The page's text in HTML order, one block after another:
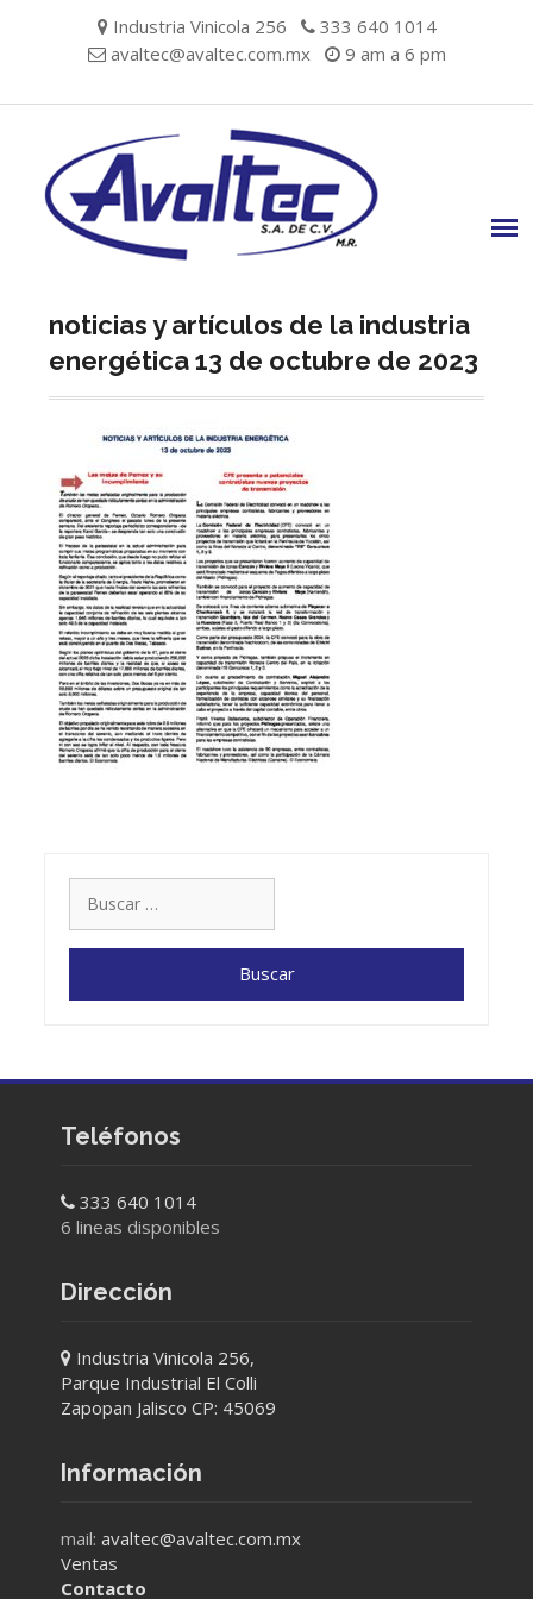
Industria Vinicola 256
333 640 1014
avaltec@avaltec.com.mx
9 am a 6 pm
noticias y artículos de la industria
energética 13 de octubre de 2023
Teléfonos
333 640 1014
6 lineas disponibles
Dirección
Industria Vinicola 256,
Parque Industrial El Colli
Zapopan Jalisco CP: 45069
Información
mail: avaltec@avaltec.com.mx
Ventas
Contacto